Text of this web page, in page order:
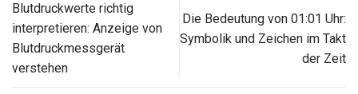
Blutdruckwerte richtig
interpretieren: Anzeige von
Blutdruckmessgerät
verstehen
Die Bedeutung von 01:01 Uhr:
Symbolik und Zeichen im Takt
der Zeit